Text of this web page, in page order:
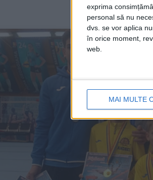
exprima
personal să nu
dvs. se vor aplica
în orice moment,
web.
MAI MULTE